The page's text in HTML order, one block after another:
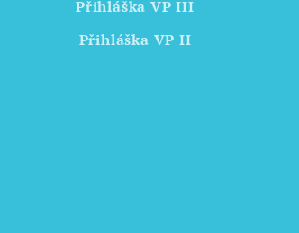
Přihláška VP III
Přihláška VP II